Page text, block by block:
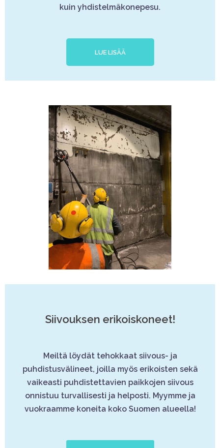
kuin yhdistelmäkonepesu.
LUE LISÄÄ
Siivouksen erikoiskoneet!
Meiltä löydät tehokkaat siivous- ja
puhdistusvälineet, joilla myös erikoisten sekä
vaikeasti puhdistettavien paikkojen siivous
onnistuu turvallisesti ja helposti. Myymme ja
vuokraamme koneita koko Suomen alueella!